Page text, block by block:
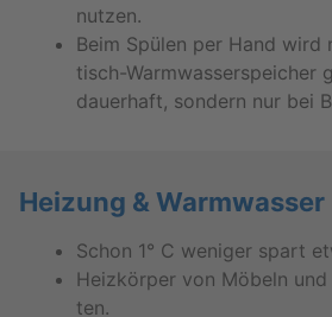
nut­zen.
Beim Spü­len per Hand
tisch-Warm­was­ser­spei­cher
dau­er­haft, son­dern nur bei
Hei­zung & Warm­was­ser
Schon 1° C we­ni­ger spart
Heiz­kör­per von Mö­beln
ten.